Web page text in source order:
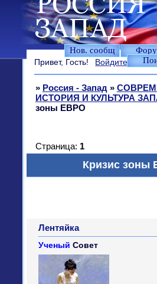
Нов. сообщ
Привет, Гость! Войдите или
» Россия - Запад »
ИСТОРИЯ И КУЛЬТУРА
зоны ЕВРО
Кризис зоны
Страница: 1
Лентяйка
Ученый Совет